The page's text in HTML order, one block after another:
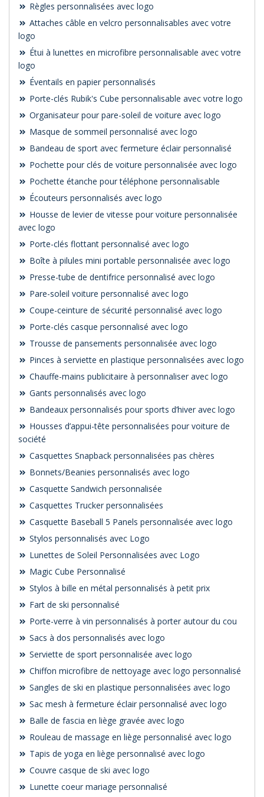
Règles personnalisées avec logo
Attaches câble en velcro personnalisables avec votre
logo
Étui à lunettes en microfibre personnalisable avec votre
logo
Éventails en papier personnalisés
Porte-clés Rubik's Cube personnalisable avec votre logo
Organisateur pour pare-soleil de voiture avec logo
Masque de sommeil personnalisé avec logo
Bandeau de sport avec fermeture éclair personnalisé
Pochette pour clés de voiture personnalisée avec logo
Pochette étanche pour téléphone personnalisable
Écouteurs personnalisés avec logo
Housse de levier de vitesse pour voiture personnalisée
avec logo
Porte-clés flottant personnalisé avec logo
Boîte à pilules mini portable personnalisée avec logo
Presse-tube de dentifrice personnalisé avec logo
Pare-soleil voiture personnalisé avec logo
Coupe-ceinture de sécurité personnalisé avec logo
Porte-clés casque personnalisé avec logo
Trousse de pansements personnalisée avec logo
Pinces à serviette en plastique personnalisées avec logo
Chauffe-mains publicitaire à personnaliser avec logo
Gants personnalisés avec logo
Bandeaux personnalisés pour sports d’hiver avec logo
Housses d’appui-tête personnalisées pour voiture de
société
Casquettes Snapback personnalisées pas chères
Bonnets/Beanies personnalisés avec logo
Casquette Sandwich personnalisée
Casquettes Trucker personnalisées
Casquette Baseball 5 Panels personnalisée avec logo
Stylos personnalisés avec Logo
Lunettes de Soleil Personnalisées avec Logo
Magic Cube Personnalisé
Stylos à bille en métal personnalisés à petit prix
Fart de ski personnalisé
Porte-verre à vin personnalisés à porter autour du cou
Sacs à dos personnalisés avec logo
Serviette de sport personnalisée avec logo
Chiffon microfibre de nettoyage avec logo personnalisé
Sangles de ski en plastique personnalisées avec logo
Sac mesh à fermeture éclair personnalisé avec logo
Balle de fascia en liège gravée avec logo
Rouleau de massage en liège personnalisé avec logo
Tapis de yoga en liège personnalisé avec logo
Couvre casque de ski avec logo
Lunette coeur mariage personnalisé